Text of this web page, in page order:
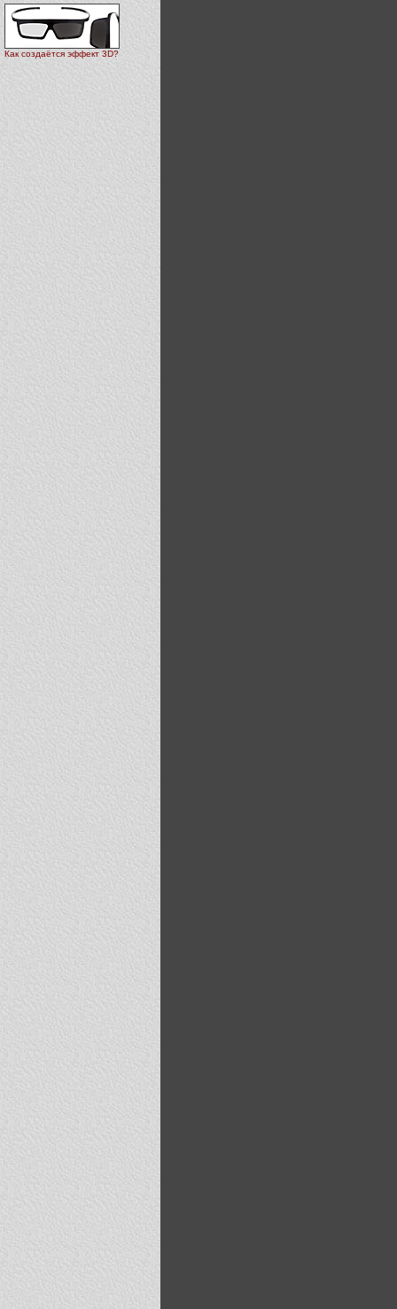
Как создаётся эффект 3D?